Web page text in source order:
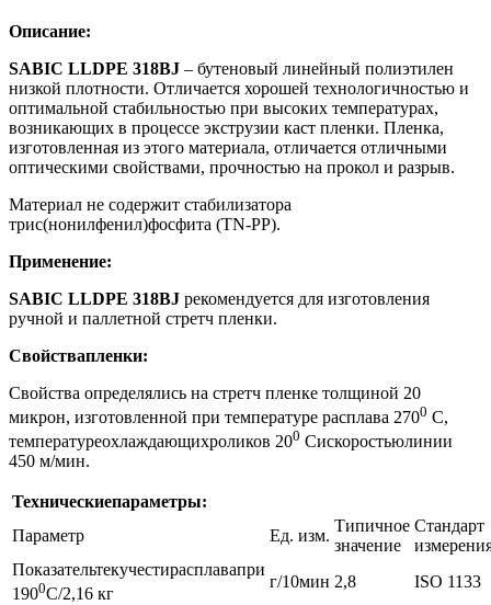
Описание:
SABIC LLDPE 318ВJ – бутеновый линейный полиэтилен
низкой плотности. Отличается хорошей технологичностью и
оптимальной стабильностью при высоких температурах,
возникающих в процессе экструзии каст пленки. Пленка,
изготовленная из этого материала, отличается отличными
оптическими свойствами, прочностью на прокол и разрыв.
Материал не содержит стабилизатора
трис(нонилфенил)фосфита (ТN-PP).
Применение:
SABIC LLDPE 318ВJ рекомендуется для изготовления
ручной и паллетной стретч пленки.
Свойствапленки:
Свойства определялись на стретч пленке толщиной 20
микрон, изготовленной при температуре расплава 2700 С,
температуреохлаждающихроликов 200 Сискоростьюлинии
450 м/мин.
Техническиепараметры:
Параметр
Ед. изм.
Типичное
значение
Стандарт
Показательтекучестирасплавапри
1900С/2,16 кг
г/10мин 2,8 ISO 1133